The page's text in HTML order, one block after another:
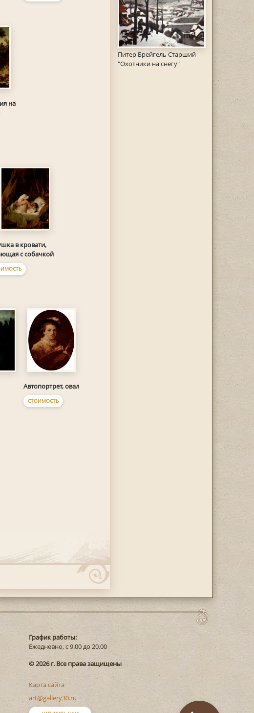
Питер Брейгель Старший
"Охотники на снегу"
на
в кровати,
с собачкой
Автопортрет, овал
СТОИМОСТЬ
График работы:
Ежедневно, с 9.00 до 20.00
© 2026 г. Все права защищены
Карта сайта
art@gallery30.ru